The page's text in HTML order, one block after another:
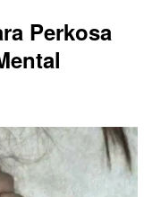
Perkosa